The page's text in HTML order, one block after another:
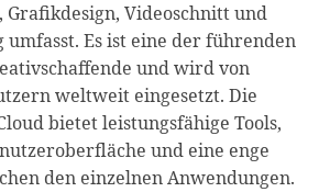
Videoschnitt und
Es ist eine der führenden
und wird von
weltweit eingesetzt. Die
bietet leistungsfähige Tools,
und eine enge
den einzelnen Anwendungen.